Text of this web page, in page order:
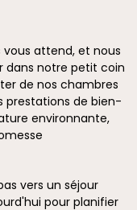
vous attend, et nous
dans notre petit coin
de nos chambres
prestations de bien-
environnante,
vers un séjour
pour planifier